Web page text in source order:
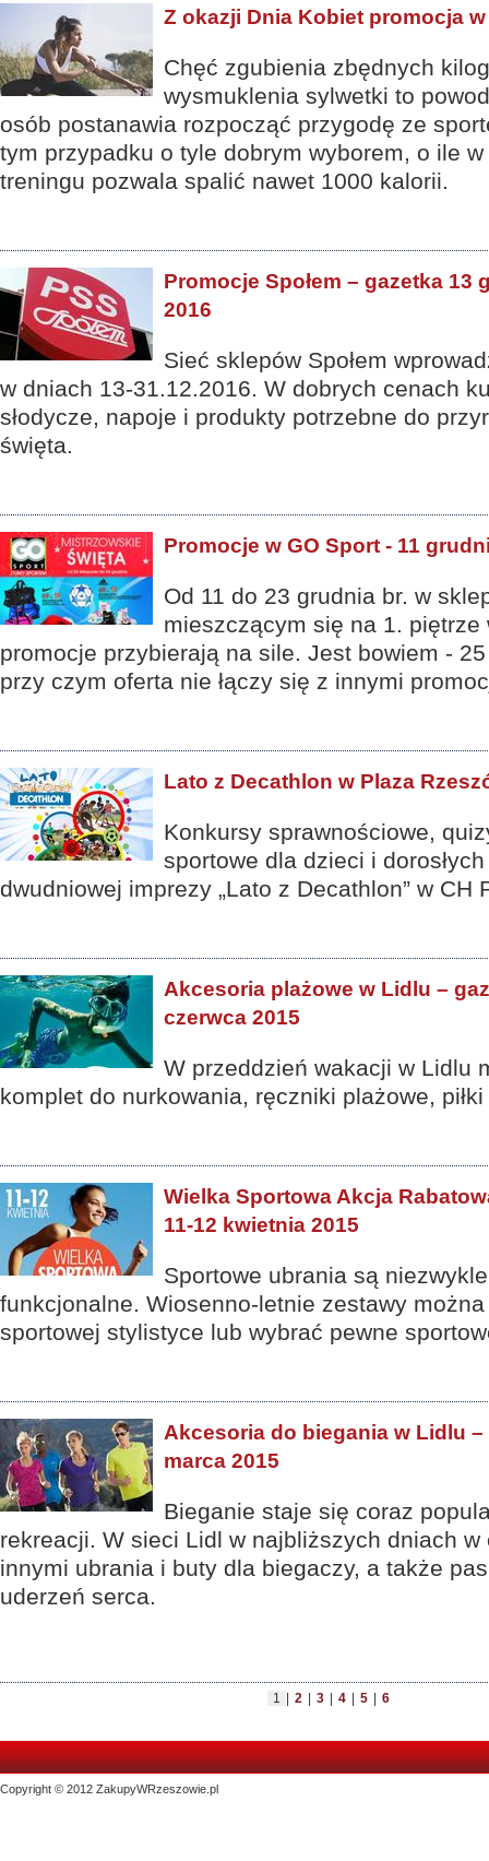
Z okazji Dnia Kobiet promocja
Chęć zgubienia zbędnych
wysmuklenia sylwetki to
osób postanawia rozpocząć przygodę ze
tym przypadku o tyle dobrym wyborem, o ile
treningu pozwala spalić nawet 1000 kalorii.
Promocje Społem – gazetka 13
2016
Sieć sklepów Społem
w dniach 13-31.12.2016. W dobrych cenach
słodycze, napoje i produkty potrzebne do
święta.
Promocje w GO Sport - 11
Od 11 do 23 grudnia br. w
mieszczącym się na 1. piętrze
promocje przybierają na sile. Jest bowiem -
przy czym oferta nie łączy się z innymi
Lato z Decathlon w Plaza
Konkursy sprawnościowe,
sportowe dla dzieci i
dwudniowej imprezy „Lato z Decathlon” w CH
Akcesoria plażowe w Lidlu –
czerwca 2015
W przeddzień wakacji w Lidlu
komplet do nurkowania, ręczniki plażowe,
Wielka Sportowa Akcja
11-12 kwietnia 2015
Sportowe ubrania są
funkcjonalne. Wiosenno-letnie zestawy można
sportowej stylistyce lub wybrać pewne
Akcesoria do biegania w Lidlu –
marca 2015
Bieganie staje się coraz
rekreacji. W sieci Lidl w najbliższych dniach
innymi ubrania i buty dla biegaczy, a także
uderzeń serca.
1 2 3 4 5 6
Copyright © 2012 ZakupyWRzeszowie.pl